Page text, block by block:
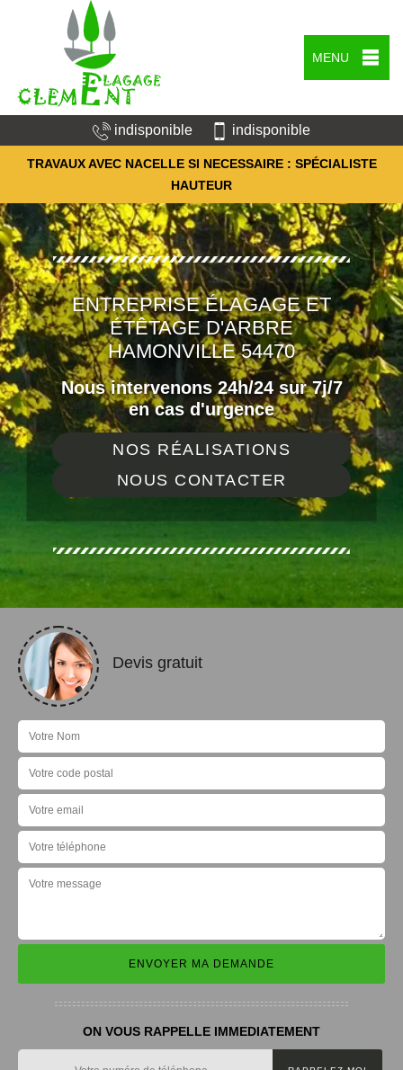
MENU
indisponible indisponible
TRAVAUX AVEC NACELLE SI NECESSAIRE : SPÉCIALISTE
HAUTEUR
ENTREPRISE ÉLAGAGE ET
ÉTÊTAGE D'ARBRE
HAMONVILLE 54470
Nous intervenons 24h/24 sur 7j/7
en cas d'urgence
NOS RÉALISATIONS
NOUS CONTACTER
Devis gratuit
ON VOUS RAPPELLE IMMEDIATEMENT